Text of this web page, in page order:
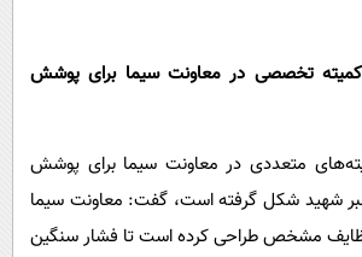
بیش از ۲۵ کمیته تخصصی در معاونت سیما برای پوشش
متعددی در معاونت سیما برای پوشش
شهید شکل گرفته است، گفت: معاونت سیما
با وظایف مشخص طراحی کرده است تا فشار سنگین